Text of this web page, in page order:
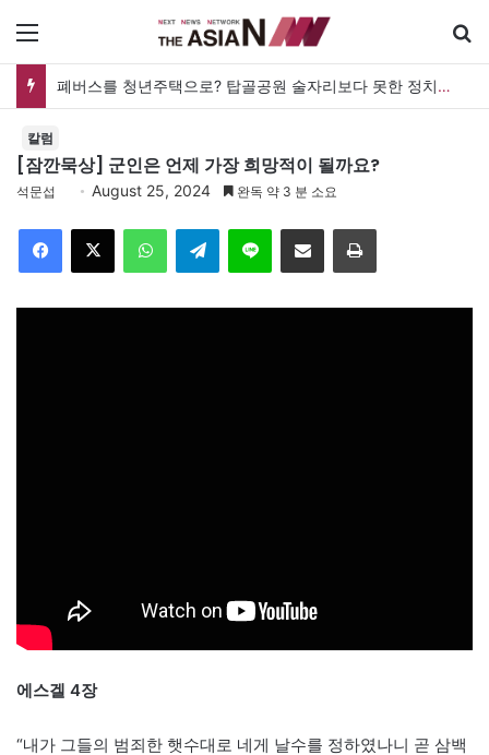
폐버스를 청년주택으로? 탑골공원 술자리보다 못한 정치의 상상력
칼럼
[잠깐묵상] 군인은 언제 가장 희망적이 될까요?
석문섭 August 25, 2024 완독 약 3 분 소요
Telegram 이메일
에스겔 4장
“내가 그들의 범죄한 햇수대로 네게 날수를 정하였나니 곧 삼백